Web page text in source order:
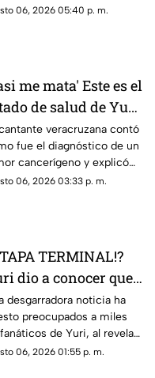
un pequeño
06, 2026 05:40 p. m.
me mata' Este es el
de salud de Yuri
confirmar un
cancerígeno
veracruzana contó
fue el diagnóstico de un
cancerígeno y explicó
es su estado de salud.
06, 2026 03:33 p. m.
TERMINAL!?
dio a conocer que
diagnosticada con
esto se sabe
desgarradora noticia ha
preocupados a miles
de Yuri, al revelar
fue diagnosticada con
06, 2026 01:55 p. m.